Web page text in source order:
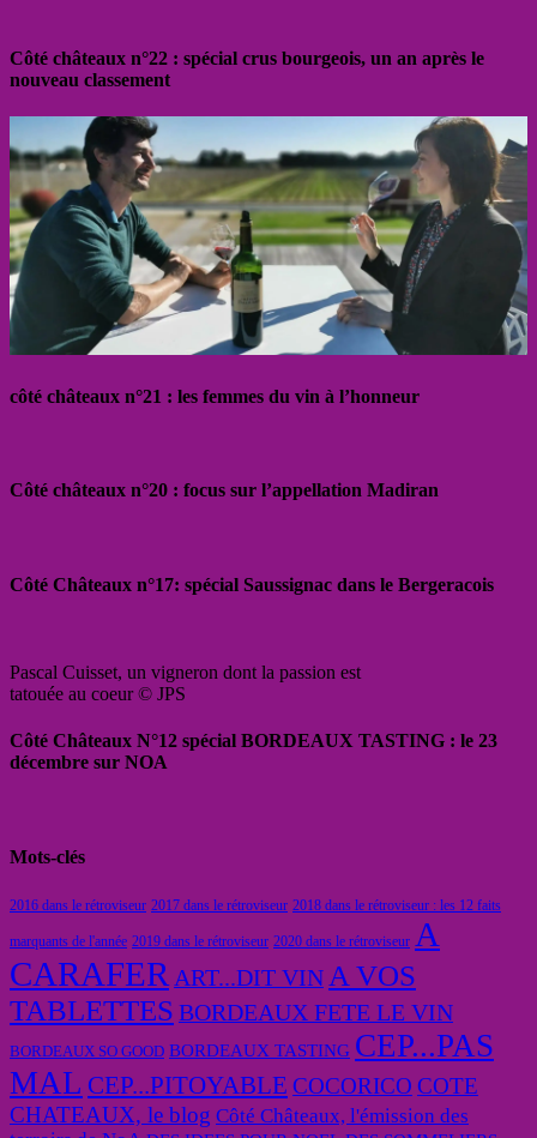
Côté châteaux n°22 : spécial crus bourgeois, un an après le
nouveau classement
côté châteaux n°21 : les femmes du vin à l’honneur
Côté châteaux n°20 : focus sur l’appellation Madiran
Côté Châteaux n°17: spécial Saussignac dans le Bergeracois
Pascal Cuisset, un vigneron dont la passion est
tatouée au coeur © JPS
Côté Châteaux N°12 spécial BORDEAUX TASTING : le 23
décembre sur NOA
Mots-clés
2016 dans le rétroviseur 2017 dans le rétroviseur 2018 dans le rétroviseur : les 12 faits
marquants de l'année 2019 dans le rétroviseur 2020 dans le rétroviseur A
CARAFER ART...DIT VIN A VOS
TABLETTES BORDEAUX FETE LE VIN
BORDEAUX SO GOOD BORDEAUX TASTING CEP...PAS
MAL CEP...PITOYABLE COCORICO COTE
CHATEAUX, le blog Côté Châteaux, l'émission des